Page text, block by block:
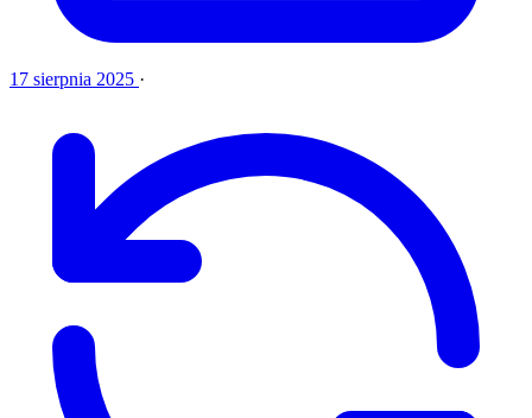
17 sierpnia 2025 ·